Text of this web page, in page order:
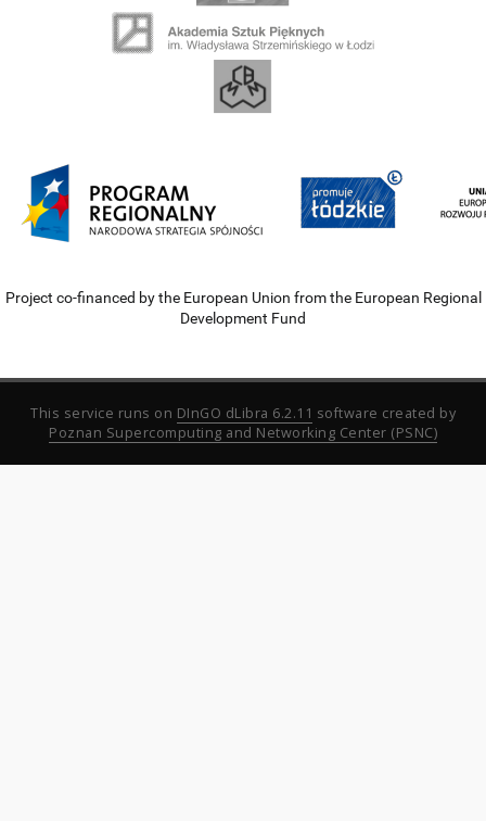
Project co-financed by the European Union from the European Regional
Development Fund
This service runs on DInGO dLibra 6.2.11 software created by
Poznan Supercomputing and Networking Center (PSNC)